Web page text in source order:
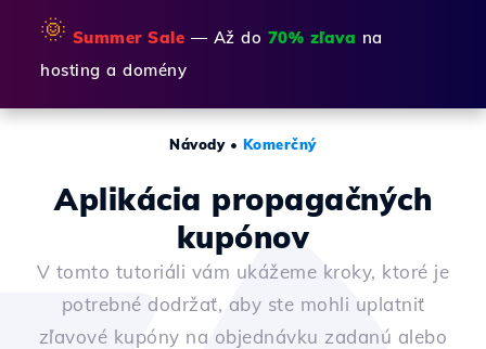
🌞 Summer Sale — Až do 70% zľava na
hosting a domény
Návody• Komerčný
Aplikácia propagačných
kupónov
V tomto tutoriáli vám ukážeme kroky, ktoré je
potrebné dodržať, aby ste mohli uplatniť
zľavové kupóny na objednávku zadanú alebo